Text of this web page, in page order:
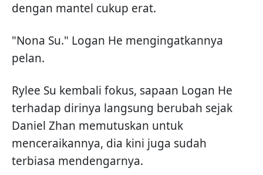
dengan mantel cukup erat.
"Nona Su." Logan He mengingatkannya
pelan.
Rylee Su kembali fokus, sapaan Logan He
terhadap dirinya langsung berubah sejak
Daniel Zhan memutuskan untuk
menceraikannya, dia kini juga sudah
terbiasa mendengarnya.